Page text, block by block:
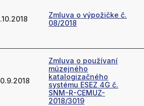
Zmluva o výpožičke č.
08/2018
Zmluva o používaní
múzejného
katalogizačného
systému ESEZ 4G č.
SNM-R-CEMUZ-
2018/3019